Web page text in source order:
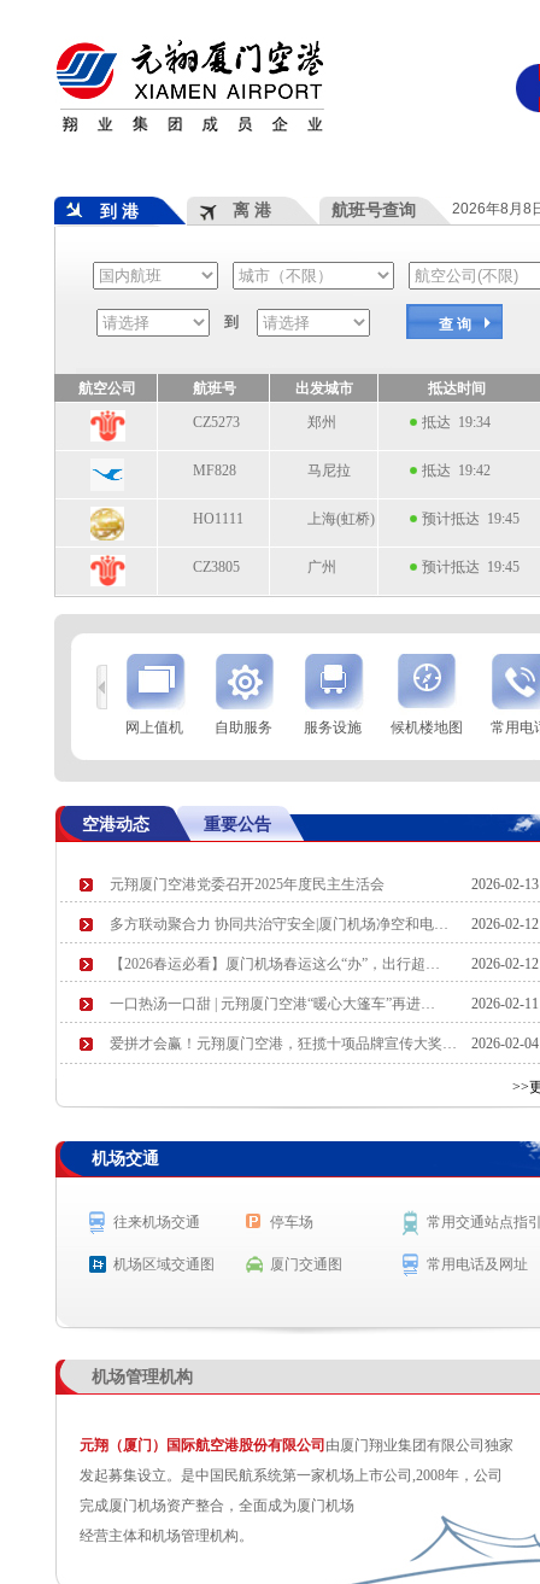
到 港 离 港 航班号查询 2026年8月8
到 查 询
航空公司 航班号 出发城市
抵达时间
CZ5273
郑州 抵达 19:34
MF828 马尼拉 抵达 19:42
HO1111 上海(虹桥) 预计抵达 19:45
CZ3805 广州 预计抵达 19:45
到
航空公司 航班号 到达城市
起飞时间
9H8374
西安 起飞 19:35
9C7252 扬州 预计起飞 19:50
航空公司
网上值机 自助服务 服务设施 候机楼地图 常用电
空港动态 重要公告
元翔厦门空港党委召开2025年度民主生活会 2026-02-
多方联动聚合力 协同共治守安全|厦门机场净空和电… 2026-02-
【2026春运必看】厦门机场春运这么“办”，出行超… 2026-02-
一口热汤一口甜 | 元翔厦门空港“暖心大篷车”再进… 2026-02-
爱拼才会赢！元翔厦门空港，狂揽十项品牌宣传大奖… 2026-02-
>>
机场交通
往来机场交通 停车场 常用交通站点指
机场区域交通图 厦门交通图 常用电话及网址
机场管理机构
元翔（厦门）国际航空港股份有限公司 由厦门翔业集团有限公司独家
发起募集设立。是中国民航系统第一家机场上市公司,2008年，公司
完成厦门机场资产整合，全面成为厦门机场
经营主体和机场管理机构。